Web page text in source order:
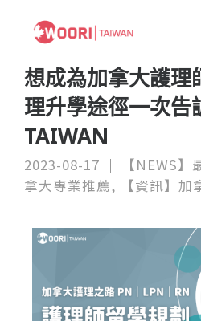
想成為加拿大護
理升學途徑一次告
TAIWAN
2023-08-17 【NEWS】
拿大專業推薦, 【資訊】